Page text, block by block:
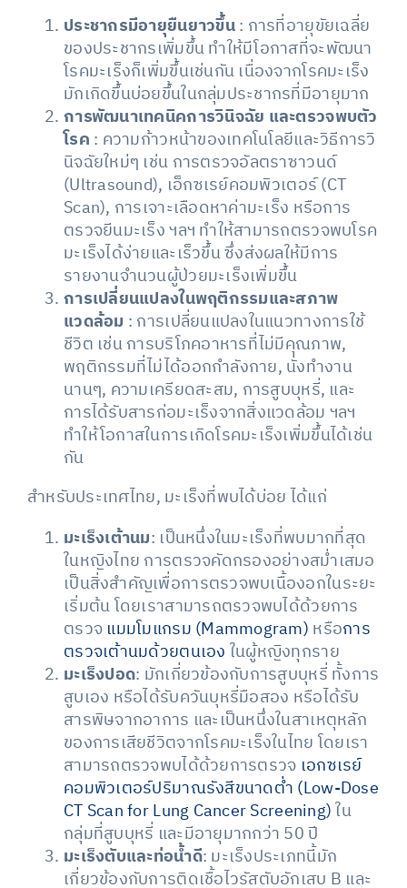
ประชากรมีอายุยืนยาวขึ้น: การที่อายุขัยเฉลี่ย
ของประชากรเพิ่มขึ้น ทำให้มีโอกาสที่จะพัฒนา
โรคมะเร็งก็เพิ่มขึ้นเช่นกัน เนื่องจากโรคมะเร็ง
มักเกิดขึ้นบ่อยขึ้นในกลุ่มประชากรที่มีอายุมาก
การพัฒนาเทคนิคการวินิจฉัย และตรวจพบตัว
โรค : ความก้าวหน้าของเทคโนโลยีและวิธีการวิ
นิจฉัยใหม่ๆ เช่น การตรวจอัลตราซาวนด์
(Ultrasound), เอ็กซเรย์คอมพิวเตอร์ (CT
Scan), การเจาะเลือดหาค่ามะเร็ง หรือการ
ตรวจยีนมะเร็ง ฯลฯ ทำให้สามารถตรวจพบโรค
มะเร็งได้ง่ายและเร็วขึ้น ซึ่งส่งผลให้มีการ
รายงานจำนวนผู้ป่วยมะเร็งเพิ่มขึ้น
การเปลี่ยนแปลงในพฤติกรรมและสภาพ
แวดล้อม : การเปลี่ยนแปลงในแนวทางการใช้
ชีวิต เช่น การบริโภคอาหารที่ไม่มีคุณภาพ,
พฤติกรรมที่ไม่ได้ออกกำลังกาย, นั่งทำงาน
นานๆ, ความเครียดสะสม, การสูบบุหรี่, และ
การได้รับสารก่อมะเร็งจากสิ่งแวดล้อม ฯลฯ
ทำให้โอกาสในการเกิดโรคมะเร็งเพิ่มขึ้นได้เช่น
กัน
สำหรับประเทศไทย, มะเร็งที่พบได้บ่อย ได้แก่
มะเร็งเต้านม: เป็นหนึ่งในมะเร็งที่พบมากที่สุด
ในหญิงไทย การตรวจคัดกรองอย่างสม่ำเสมอ
เป็นสิ่งสำคัญเพื่อการตรวจพบเนื้องอกในระยะ
เริ่มต้น โดยเราสามารถตรวจพบได้ด้วยการ
ตรวจ แมมโมแกรม (Mammogram) หรือการ
ตรวจเต้านมด้วยตนเอง ในผู้หญิงทุกราย
มะเร็งปอด: มักเกี่ยวข้องกับการสูบบุหรี่ ทั้งการ
สูบเอง หรือได้รับควันบุหรี่มือสอง หรือได้รับ
สารพิษจากอาการ และเป็นหนึ่งในสาเหตุหลัก
ของการเสียชีวิตจากโรคมะเร็งในไทย โดยเรา
สามารถตรวจพบได้ด้วยการตรวจ เอกซเรย์
คอมพิวเตอร์ปริมาณรังสีขนาดตํ่า (Low-Dose
CT Scan for Lung Cancer Screening)ใน
กลุ่มที่สูบบุหรี่ และมีอายุมากกว่า 50 ปี
มะเร็งตับและท่อน้ำดี: มะเร็งประเภทนี้มัก
เกี่ยวข้องกับการติดเชื้อไวรัสตับอักเสบ B และ